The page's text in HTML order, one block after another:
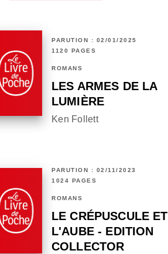
PARUTION : 02/01/2025
1120 PAGES
ROMANS
LES ARMES DE LA
LUMIÈRE
Ken Follett
PARUTION : 02/11/2023
1024 PAGES
ROMANS
LE CRÉPUSCULE ET
L'AUBE - EDITION
COLLECTOR